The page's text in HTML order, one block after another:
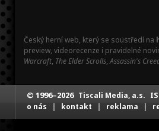
Český herní web, který se soustředí na
preview, videorecenze i pravidelné
Warcraft, The Elder Scrolls,Assassin's
© 1996–2026 Tiscali Media, a.s.
o nás | kontakt | reklama |